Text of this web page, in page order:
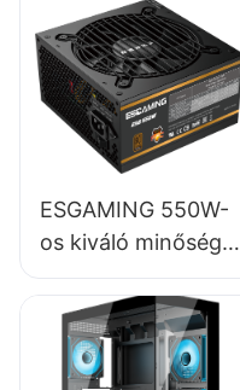
ESGAMING 550W-
os kiváló minőségű,
85%-os hatásfokú,
80+ bronz színű
asztali számítógép
tápegység,